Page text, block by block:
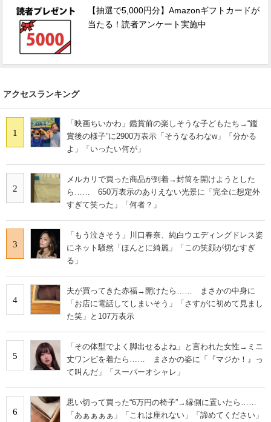
【抽選で5,000円分】Amazonギフトカードが
当たる！読者アンケート実施中
アクセスランキング
1
「映画ちいかわ」鑑賞前の楽しそうな子どもたち→“鑑
賞後の様子”に2900万表示「そうなるわなw」「分かる
よ」「いったい何が」
2
メルカリで買った商品が到着→封筒を開けようとした
ら…… 650万表示のありえない光景に「完全に想定外
すぎて笑った」「何者？」
3
「もう泣きそう」川口春奈、純白ウエディングドレス姿
にネット騒然「ほんとに綺麗」「この笑顔が切なすぎ
る」
4
夫が買ってきた赤福→開けたら…… まさかの中身に
「お店に電話してしまいそう」「さすがに初めて見まし
た笑」と107万表示
5
「その体型でよく脚出せるよね」と言われた女性→ミニ
丈ワンピを着たら…… まさかの姿に「『マジか！』っ
て叫んだ」「スーパーオシャレ」
6
思い切って買った“6万円の椅子”→縁側に置いたら……
「あぁぁぁぁ」「これは座れない」「諦めてください」